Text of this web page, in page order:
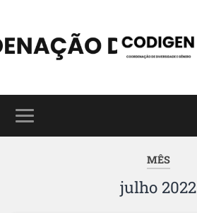
MÊS
julho 2022